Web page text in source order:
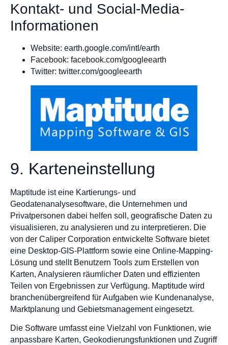
Kontakt- und Social-Media-
Informationen
Website: earth.google.com/intl/earth
Facebook: facebook.com/googleearth
Twitter: twitter.com/googleearth
9. Karteneinstellung
Maptitude ist eine Kartierungs- und
Geodatenanalysesoftware, die Unternehmen und
Privatpersonen dabei helfen soll, geografische Daten zu
visualisieren, zu analysieren und zu interpretieren. Die
von der Caliper Corporation entwickelte Software bietet
eine Desktop-GIS-Plattform sowie eine Online-Mapping-
Lösung und stellt Benutzern Tools zum Erstellen von
Karten, Analysieren räumlicher Daten und effizienten
Teilen von Ergebnissen zur Verfügung. Maptitude wird
branchenübergreifend für Aufgaben wie Kundenanalyse,
Marktplanung und Gebietsmanagement eingesetzt.
Die Software umfasst eine Vielzahl von Funktionen, wie
anpassbare Karten, Geokodierungsfunktionen und Zugriff